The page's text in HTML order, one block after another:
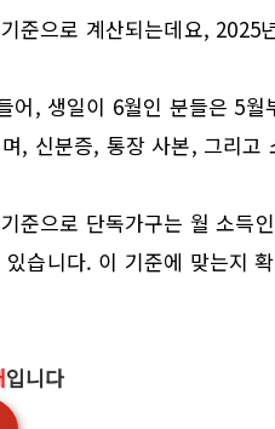
준으로 계산되는데요, 2025
어, 생일이 6월인 분들은 5월
, 신분증, 통장 사본, 그리고
준으로 단독가구는 월 소득인
습니다. 이 기준에 맞는지 확
입니다